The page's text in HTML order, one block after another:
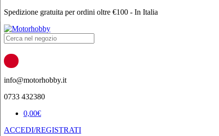
Spedizione gratuita per ordini oltre €100 - In Italia
Products
search
info@motorhobby.it
0733 432380
0,00€
ACCEDI/REGISTRATI